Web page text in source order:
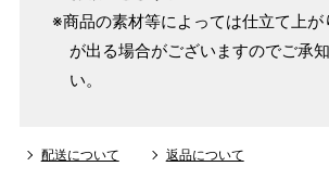
LL ～170cm ～98cm
で作られた道具で測っていたので鯨尺と
※商品の素材等によっては仕立て上が
が出る場合がございますのでご承
い。
配送について 返品について